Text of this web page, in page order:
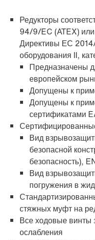
зажимная система
Защитное покрытие
Редукторы
94/9/EC (ATEX)
Директивы ЕС
оборудования II,
Предназначены
европейском
Допущены к
Допущены к
сертификатами
Вид
безопасной
безопасность),
Вид
погружения в
стяжных муфт на
Все ходовые винты
ослабления